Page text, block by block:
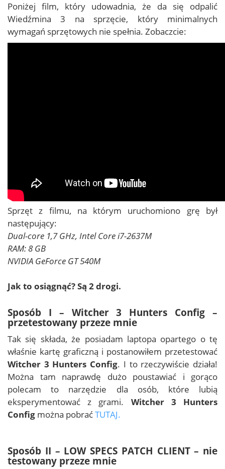
Poniżej film, który udowadnia, że da się odpalić
Wiedźmina 3 na sprzęcie, który minimalnych
wymagań sprzętowych nie spełnia. Zobaczcie:
Sprzęt z filmu, na którym uruchomiono grę był
następujący:
Dual-core 1,7 GHz, Intel Core i7-2637M
RAM: 8 GB
NVIDIA GeForce GT 540M
Jak to osiągnąć? Są 2 drogi.
Sposób I – Witcher 3 Hunters Config –
przetestowany przeze mnie
Tak się składa, że posiadam laptopa opartego o tę
właśnie kartę graficzną i postanowiłem przetestować
Witcher 3 Hunters Config. I to rzeczywiście działa!
Można tam naprawdę dużo poustawiać i gorąco
polecam to narzędzie dla osób, które lubią
eksperymentować z grami. Witcher 3 Hunters
Config można pobraćTUTAJ.
Sposób II – LOW SPECS PATCH CLIENT – nie
testowany przeze mnie